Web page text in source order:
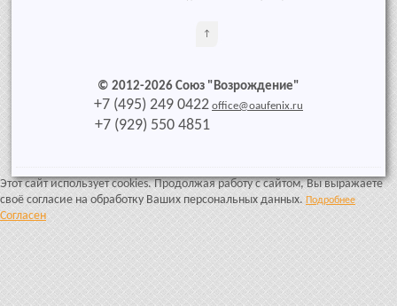
↑
© 2012-2026 Союз "Возрождение"
+7 (495) 249 0422 office@oaufenix.ru
+7 (929) 550 4851
Этот сайт использует cookies. Продолжая работу с сайтом, Вы выражаете
своё согласие на обработку Ваших персональных данных. Подробнее
Согласен